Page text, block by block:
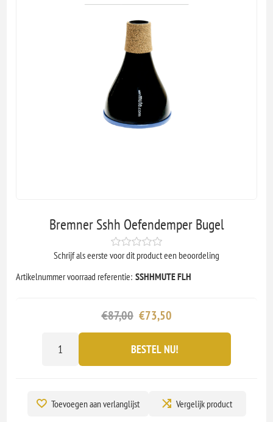
Bremner Sshh Oefendemper Bugel
Schrijf als eerste voor dit product een beoordeling
Artikelnummer voorraad referentie: SSHHMUTE FLH
€87,00 €73,50
BESTEL NU!
Toevoegen aan verlanglijst Vergelijk product